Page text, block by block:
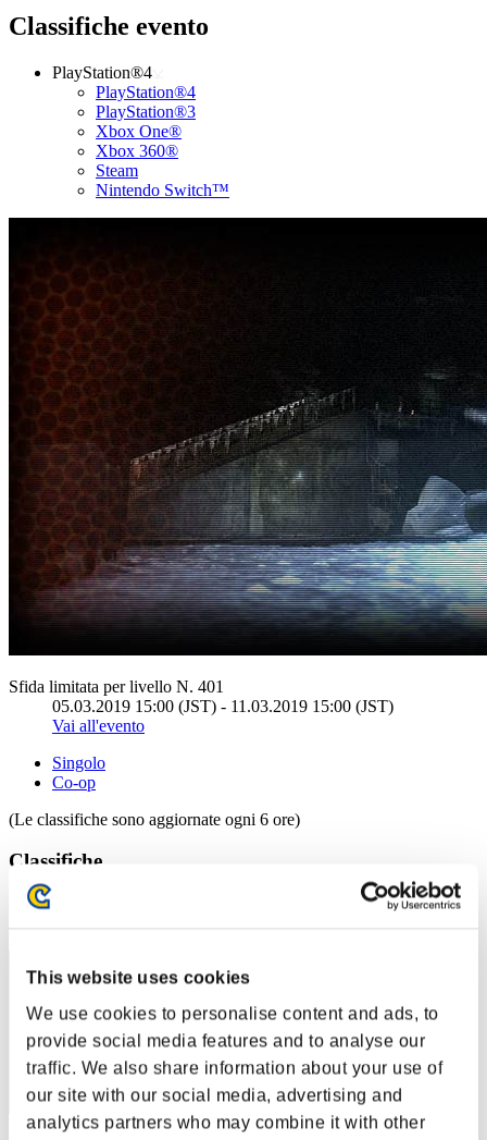
This website uses cookies
We use cookies to personalise content and ads, to
provide social media features and to analyse our
traffic. We also share information about your use of
our site with our social media, advertising and
analytics partners who may combine it with other
Classifiche evento
PlayStation®4
PlayStation®4
PlayStation®3
Xbox One®
Xbox 360®
Steam
Nintendo Switch™
Sfida limitata per livello N. 401
05.03.2019 15:00 (JST) - 11.03.2019 15:00 (JST)
Vai all'evento
Singolo
Co-op
(Le classifiche sono aggiornate ogni 6 ore)
Classifiche
Posizione